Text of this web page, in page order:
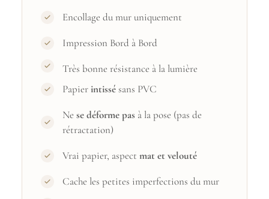
Encollage du mur uniquement
Impression Bord à Bord
Très bonne résistance à la lumière
Papierintissésans PVC
Nese déforme pas à la pose (pas de
rétractation)
Vrai papier, aspectmat et velouté
Cache les petites imperfections du mur